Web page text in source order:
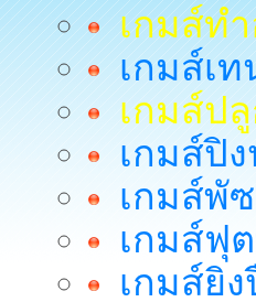
เกมส์ท
เกมส์เ
เกมส์ป
เกมส์ปิ
เกมส์พั
เกมส์ฟุ
เกมส์ยิ